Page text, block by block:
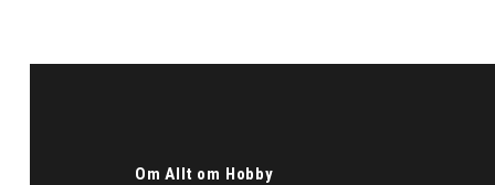
Om Allt om Hobby